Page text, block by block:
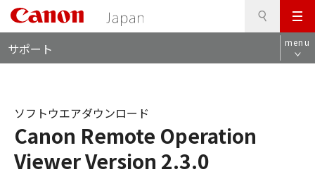
メ
ニ
ュ
サポート menu
Canon Remote Operation
Viewer Version 2.3.0
ソフトウエアダウンロード